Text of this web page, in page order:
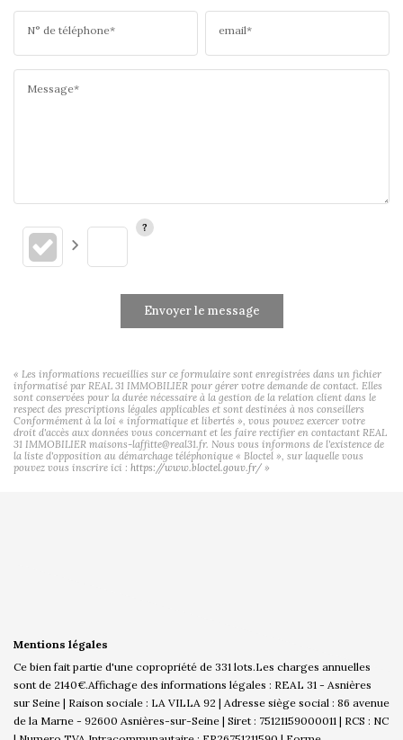
N° de téléphone* email*
Message*
Envoyer le message
« Les informations recueillies sur ce formulaire sont enregistrées dans un fichier
informatisé par REAL 31 IMMOBILIER pour gérer votre demande de contact. Elles
sont conservées pour la durée nécessaire à la gestion de la relation client dans le
respect des prescriptions légales applicables et sont destinées à nos conseillers
Conformément à la loi « informatique et libertés », vous pouvez exercer votre
droit d'accès aux données vous concernant et les faire rectifier en contactant REAL
31 IMMOBILIER maisons-laffitte@real31.fr. Nous vous informons de l'existence de
la liste d'opposition au démarchage téléphonique « Bloctel », sur laquelle vous
pouvez vous inscrire ici : https://www.bloctel.gouv.fr/ »
Mentions légales
Ce bien fait partie d'une copropriété de 331 lots.Les charges annuelles
sont de 2140€.Affichage des informations légales : REAL 31 - Asnières
sur Seine | Raison sociale : LA VILLA 92 | Adresse siège social : 86 avenue
de la Marne - 92600 Asnières-sur-Seine | Siret : 75121159000011 | RCS : NC